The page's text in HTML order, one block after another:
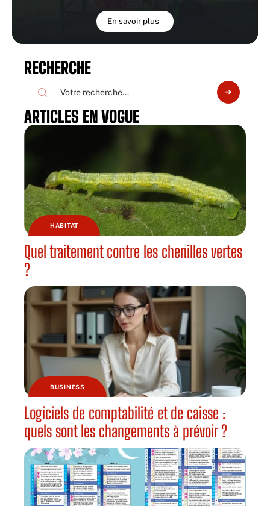
En savoir plus
RECHERCHE
ARTICLES EN VOGUE
HABITAT
Quel traitement contre les chenilles vertes
?
BUSINESS
Logiciels de comptabilité et de caisse :
quels sont les changements à prévoir ?